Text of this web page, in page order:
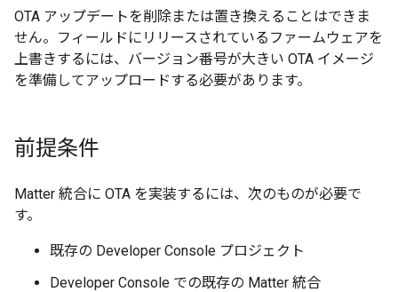
OTA アップデートを削除または置き換えることはできま
せん。フィールドにリリースされているファームウェアを
上書きするには、バージョン番号が大きい OTA イメージ
を準備してアップロードする必要があります。
前提条件
Matter 統合に OTA を実装するには、次のものが必要で
す。
既存の Developer Console プロジェクト
Developer Console での既存の Matter 統合